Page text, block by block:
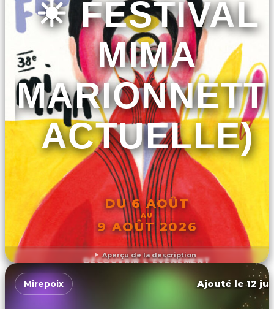
Aperçu de la description
☀️ FESTIVAL
MIMA
ACTUELLE)
DU 6 AOÛT
AU
9 AOÛT 2026
DÉCOUVRIR L'ÉVÉNEMENT
Mirepoix Ajouté le 12